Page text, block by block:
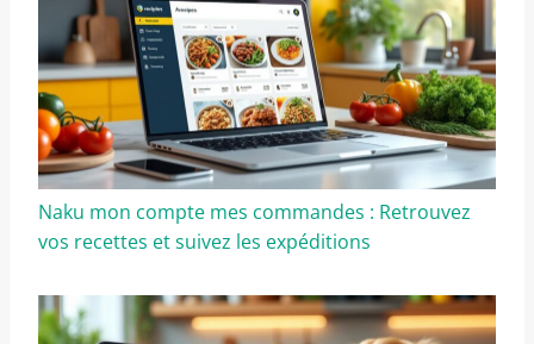
Naku mon compte mes commandes : Retrouvez
vos recettes et suivez les expéditions